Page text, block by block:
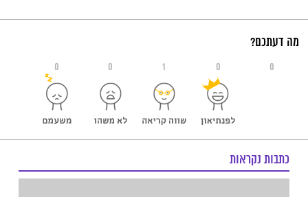
מה דעתכם?
0 0 1 0 0
כתבות נקראות